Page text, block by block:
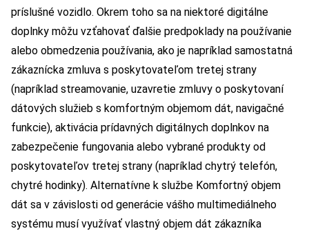
príslušné vozidlo. Okrem toho sa na niektoré digitálne
doplnky môžu vzťahovať ďalšie predpoklady na používanie
alebo obmedzenia používania, ako je napríklad samostatná
zákaznícka zmluva s poskytovateľom tretej strany
(napríklad streamovanie, uzavretie zmluvy o poskytovaní
dátových služieb s komfortným objemom dát, navigačné
funkcie), aktivácia prídavných digitálnych doplnkov na
zabezpečenie fungovania alebo vybrané produkty od
poskytovateľov tretej strany (napríklad chytrý telefón,
chytré hodinky). Alternatívne k službe Komfortný objem
dát sa v závislosti od generácie vášho multimediálneho
systému musí využívať vlastný objem dát zákazníka